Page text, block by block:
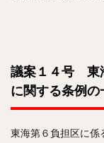
議案１４号 東
に関する条例
東海第６負担区に係